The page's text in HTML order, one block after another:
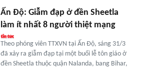
Ấn Độ: Giẫm đạp ở đền Sheetla
làm ít nhất 8 người thiệt mạng
Theo phóng viên TTXVN tại Ấn Độ, sáng 31/3
đã xảy ra giẫm đạp tại một buổi lễ tôn giáo ở
đền Sheetla thuộc quận Nalanda, bang Bihar,